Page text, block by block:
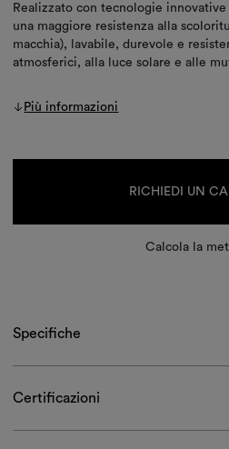
Realizzato con tecnologie
una maggiore resistenza alla
macchia), lavabile, durevole e
atmosferici, alla luce solare e alle
Più informazioni
RICHIEDI UN
Calcola la
Specifiche
Certificazioni